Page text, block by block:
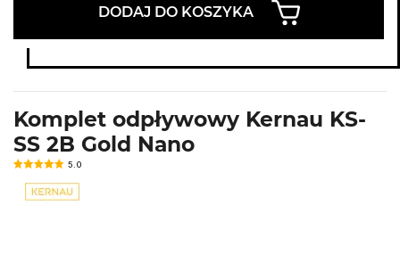
DODAJ DO KOSZYKA
Komplet odpływowy Kernau KS-
SS 2B Gold Nano
5.0